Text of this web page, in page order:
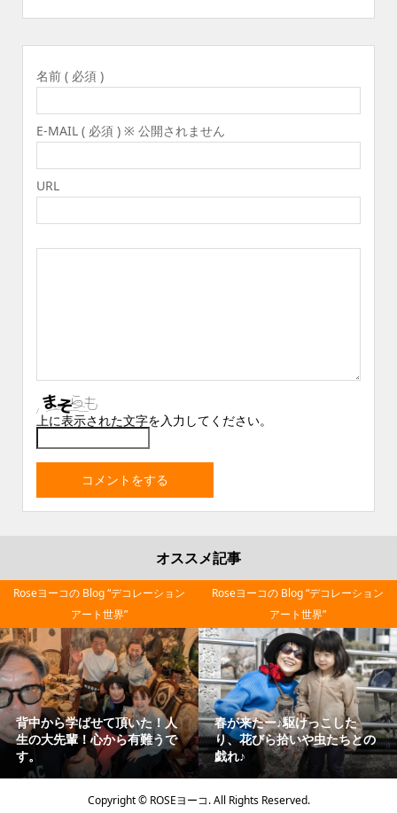
名前 ( 必須 )
E-MAIL ( 必須 ) ※ 公開されません
URL
上に表示された文字を入力してください。
オススメ記事
Japanese mother‼と慕って
くれて３度の里帰り！ほっこ
り嬉しさで♪お酒もついつい...
Roseヨーコの Blog “デコレーション
アート世界”
芸術は爆発だー！！岡本太
さん/アナタの職業は？と
れたら “本職は人間だ”
Roseヨーコの Blog “デコレーシ
アート世界”
Copyright ©ROSEヨーコ. All Rights Reserved.